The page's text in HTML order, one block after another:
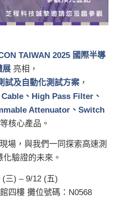
TAIWAN 2025 國際半導
展亮相，
試及自動化測試方案，
、High Pass Filter、
Attenuator、Switch
核心產品。
場，與我們一同探索高速測
化驗證的未來。
(三) – 9/12 (五)
四樓 攤位號碼：N0568